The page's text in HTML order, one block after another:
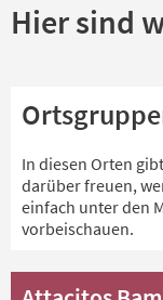
Hier sind
In diesen Orten
darüber freuen,
einfach unter den
vorbeischauen.